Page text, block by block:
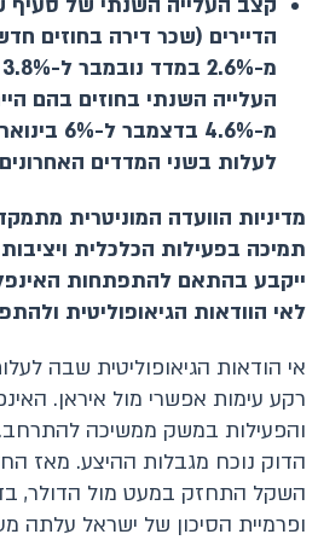
הדיירים (שכר דירה בחוזים
העלייה השנתי בחוזים בהם
מ-4.6%
לעלות בשני המדדים
מדיניות הוועדה המוניטרית
תמיכה בפעילות הכלכלית
ייקבע בהתאם להתפתחות
לאי הוודאות הגיאופוליטית
אי הודאות הגיאופוליטית שבה
רקע עימות אפשרי מול איראן.
והפעילות במשק ממשיכה
הדוק נוכח מגבלות ההיצע. מאז
השקל התחזק במעט מול הדולר,
ופרמיית הסיכון של ישראל עלתה